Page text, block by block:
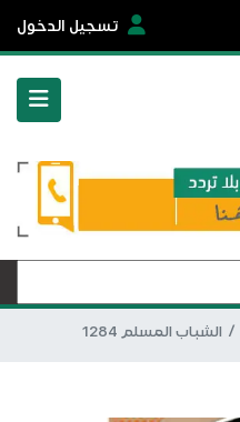
تسجيل الدخول
الشباب المسلم 1284